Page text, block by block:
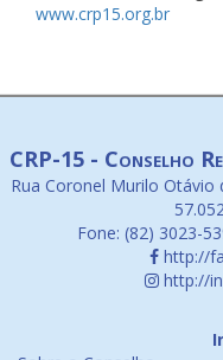
www.crp15.org.br
CRP-15 - Conselho
Rua Coronel Murilo Otávio
Fone: (82) 3023-
http://
http://